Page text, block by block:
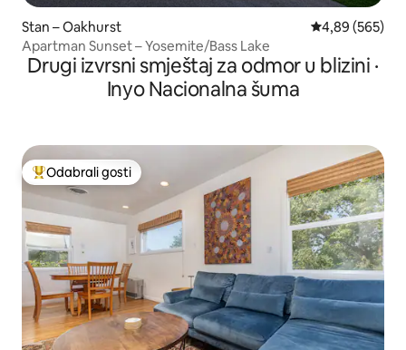
Stan – Oakhurst Prosječna
4,89 (565)
Apartman Sunset – Yosemite/Bass Lake
Drugi izvrsni smještaj za odmor u blizini ·
Inyo Nacionalna šuma
Među najviše rangiranima s oznakom „Odabrali gosti”
Odabrali gosti